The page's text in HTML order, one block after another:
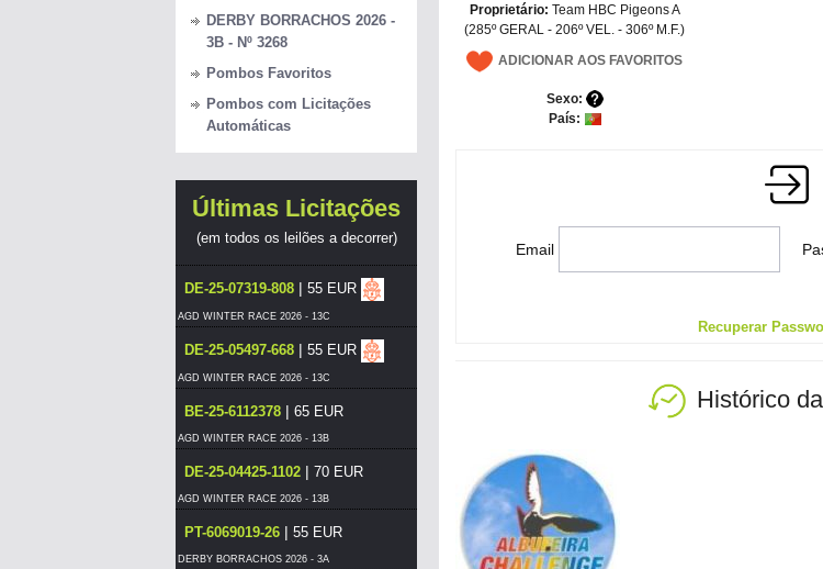
DERBY BORRACHOS 2026 -
3B - Nº 3268
Pombos Favoritos
Pombos com Licitações
Automáticas
Últimas Licitações
(em todos os leilões a decorrer)
DE-25-07319-808 | 55 EUR
AGD WINTER RACE 2026 - 13C
DE-25-05497-668 | 55 EUR
AGD WINTER RACE 2026 - 13C
BE-25-6112378 | 65 EUR
AGD WINTER RACE 2026 - 13B
DE-25-04425-1102 | 70 EUR
AGD WINTER RACE 2026 - 13B
PT-6069019-26 | 55 EUR
DERBY BORRACHOS 2026 - 3A
Proprietário: Team HBC Pigeons A
(285º GERAL - 206º VEL. - 306º M.F.)
ADICIONAR AOS FAVORITOS
Sexo:
País:
Email
Recuperar
Histórico